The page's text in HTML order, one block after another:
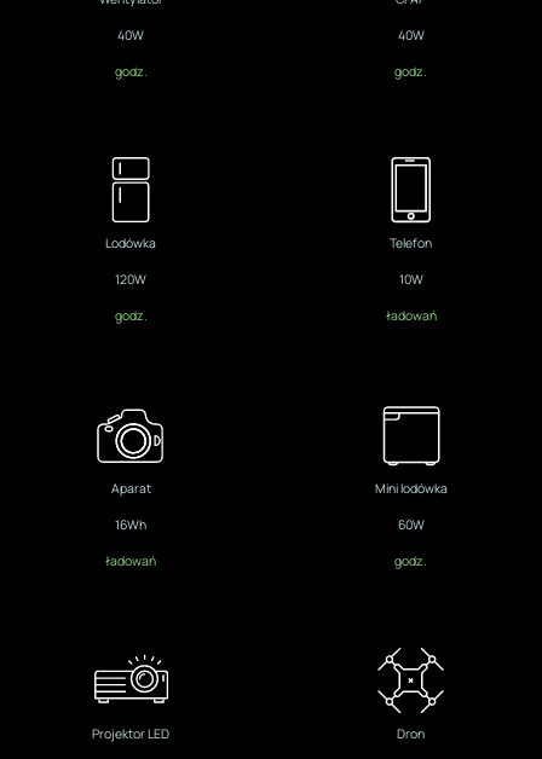
40W
godz.
40W
godz.
Lodówka
120W
godz.
Telefon
10W
ładowań
Aparat
16Wh
ładowań
Mini lodówka
60W
godz.
Projektor LED Dron